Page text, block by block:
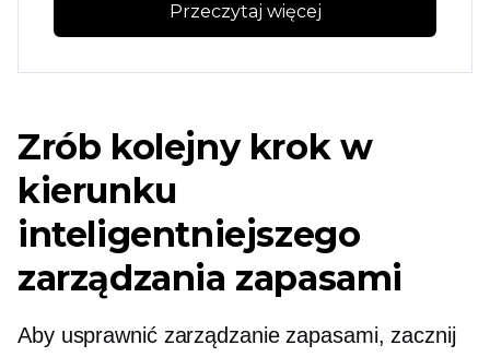
Przeczytaj więcej
Zrób kolejny krok w
kierunku
inteligentniejszego
zarządzania zapasami
Aby usprawnić zarządzanie zapasami, zacznij